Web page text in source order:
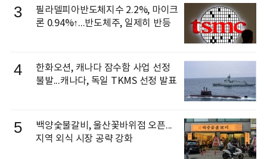
3
필라델피아반도체지수 2.2%, 마이크
론 0.94%↑...반도체주, 일제히 반등
4
한화오션, 캐나다 잠수함 사업 선정
불발...캐나다, 독일 TKMS 선정 발표
5
백양숯불갈비, 울산꽃바위점 오픈...
지역 외식 시장 공략 강화